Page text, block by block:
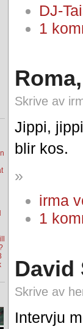
DJ-
1
Skrive av
Jippi,
blir kos.
»
irma
1
David
Skrive av
Intervju